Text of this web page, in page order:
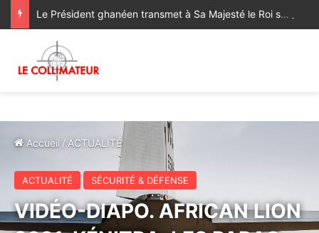
Le Président ghanéen transmet à Sa Majesté le Roi ses salutations fraternelles et exprime sa satisfaction des progrès réalisés dans le cadre de la coopération bilatérale avec le Maroc
Accueil / ACTUALITÉ
ACTUALITÉ SÉCURITÉ & DÉFENSE
VIDÉO-DIAPO. AFRICAN LION